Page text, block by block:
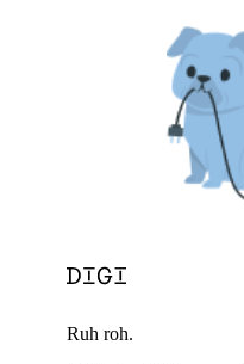
Ruh roh.